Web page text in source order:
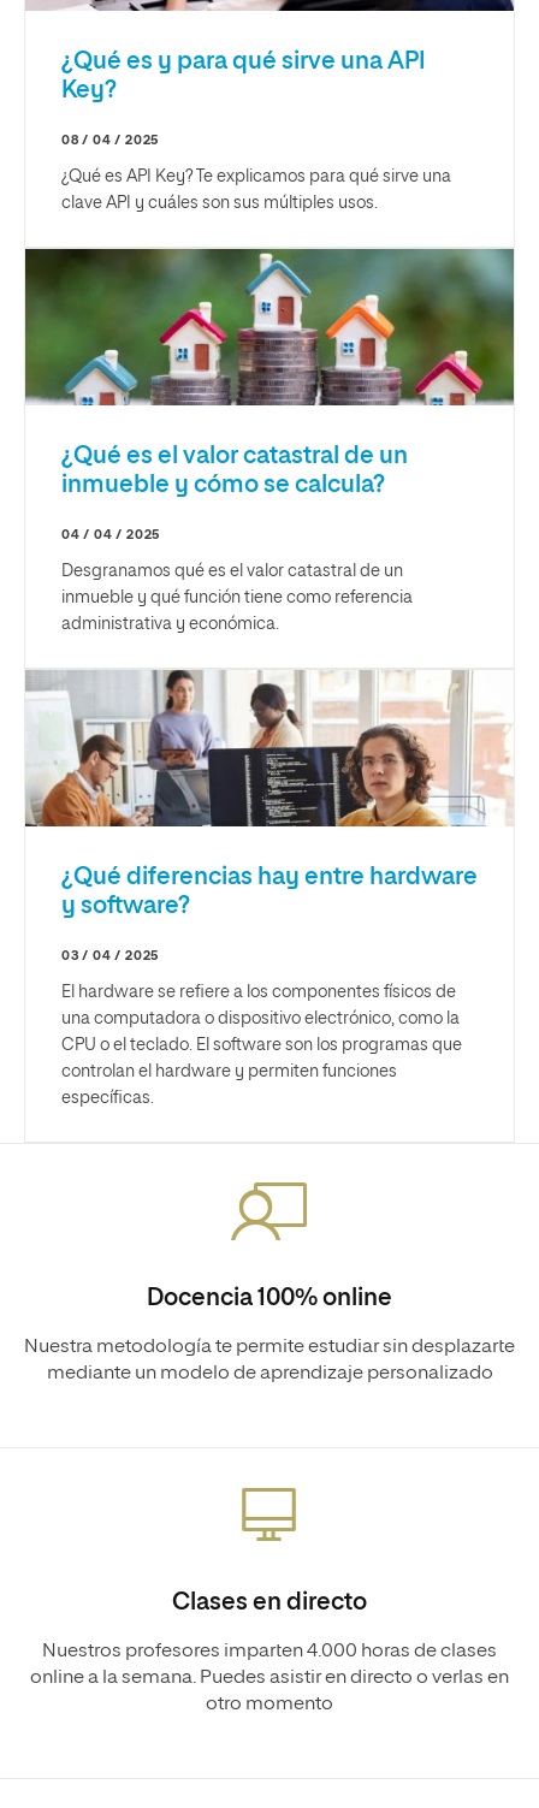
¿Qué es y para qué sirve una API
Key?
08 / 04 / 2025
¿Qué es API Key? Te explicamos para qué sirve una
clave API y cuáles son sus múltiples usos.
¿Qué es el valor catastral de un
inmueble y cómo se calcula?
04 / 04 / 2025
Desgranamos qué es el valor catastral de un
inmueble y qué función tiene como referencia
administrativa y económica.
¿Qué diferencias hay entre hardware
y software?
03 / 04 / 2025
El hardware se refiere a los componentes físicos de
una computadora o dispositivo electrónico, como la
CPU o el teclado. El software son los programas que
controlan el hardware y permiten funciones
específicas.
Docencia 100% online
Nuestra metodología te permite estudiar sin desplazarte
mediante un modelo de aprendizaje personalizado
Clases en directo
Nuestros profesores imparten 4.000 horas de clases
online a la semana. Puedes asistir en directo o verlas en
otro momento